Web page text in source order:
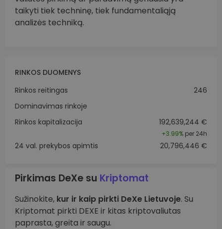
taikyti tiek techninę, tiek fundamentaliąją
analizės techniką.
RINKOS DUOMENYS
Rinkos reitingas
246
Dominavimas rinkoje
Rinkos kapitalizacija
192,639,244 €
+3.99% per 24h
24 val. prekybos apimtis 20,796,446 €
Pirkimas DeXe su Kriptomat
Sužinokite, kur ir kaip pirkti DeXe Lietuvoje. Su
Kriptomat pirkti DEXE ir kitas kriptovaliutas
paprasta, greita ir saugu.